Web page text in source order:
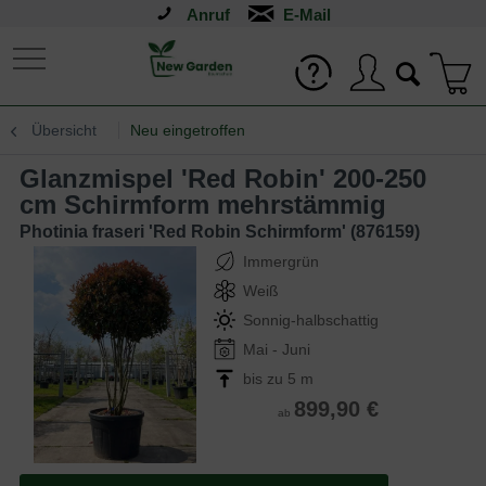
Anruf
Übersicht Neu eingetroffen
Glanzmispel 'Red Robin' 200-250
cm Schirmform mehrstämmig
Photinia fraseri 'Red Robin Schirmform' (876159)
Immergrün
Weiß
Sonnig-halbschattig
Mai - Juni
bis zu 5 m
ab 899,90 €